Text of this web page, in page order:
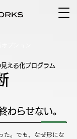
える化プログラム
わらせない。
た。でも、なぜ形にな